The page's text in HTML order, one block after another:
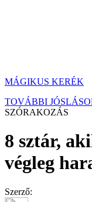
MÁGIKUS KERÉK
TOVÁBBI
SZÓRAKOZÁS
8 sztár,
végleg
Szerző: